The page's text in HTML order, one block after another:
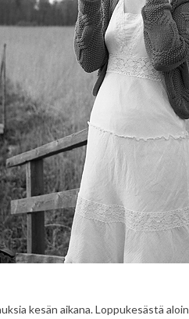
kesän aikana. Loppukesästä